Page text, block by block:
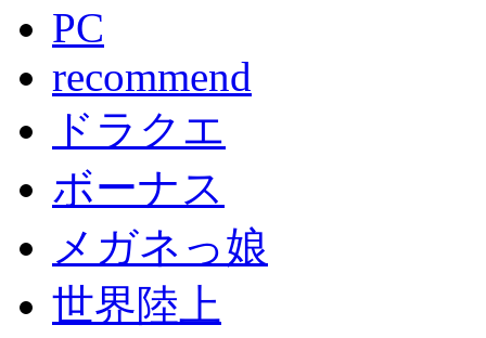
PC
recommend
ドラクエ
ボーナス
メガネっ娘
世界陸上